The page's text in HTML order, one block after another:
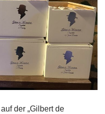
der „Gilbert de